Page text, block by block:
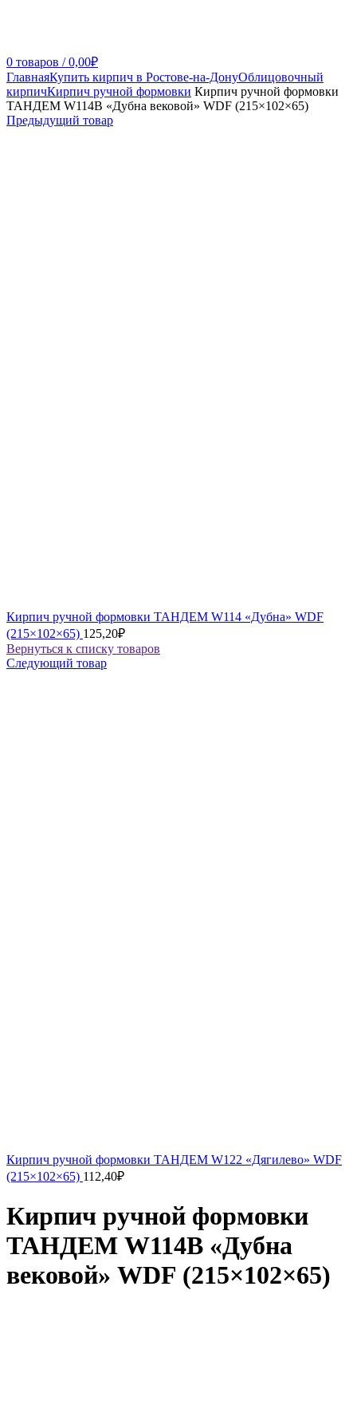
0 товаров / 0,00₽
ГлавнаяКупить кирпич в Ростове-на-ДонуОблицовочный
кирпичКирпич ручной формовки Кирпич ручной формовки
ТАНДЕМ W114В «Дубна вековой» WDF (215×102×65)
Предыдущий товар
Кирпич ручной формовки ТАНДЕМ W114 «Дубна» WDF
(215×102×65) 125,20₽
Вернуться к списку товаров
Следующий товар
Кирпич ручной формовки ТАНДЕМ W122 «Дягилево» WDF
(215×102×65) 112,40₽
Кирпич ручной формовки
ТАНДЕМ W114В «Дубна
вековой» WDF (215×102×65)